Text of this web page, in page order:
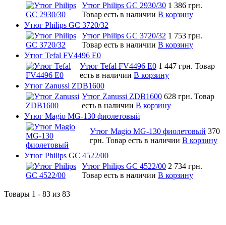
Утюг Philips GC 2930/30 1 386 грн.
Товар есть в наличии В корзину
Утюг Philips GC 3720/32
Утюг Philips GC 3720/32 1 753 грн.
Товар есть в наличии В корзину
Утюг Tefal FV4496 E0
Утюг Tefal FV4496 E0 1 447 грн. Товар
есть в наличии В корзину
Утюг Zanussi ZDB1600
Утюг Zanussi ZDB1600 628 грн. Товар
есть в наличии В корзину
Утюг Magio MG-130 фиолетовый
Утюг Magio MG-130 фиолетовый 370
грн. Товар есть в наличии В корзину
Утюг Philips GC 4522/00
Утюг Philips GC 4522/00 2 734 грн.
Товар есть в наличии В корзину
Товары 1 - 83 из 83